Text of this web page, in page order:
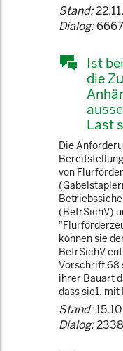
Stand:
Dialog:6667
Ist
die
Last
Die
von
(BetrSichV)
können sie
BetrSichV
Vorschrift 68
ihrer Bauart
dass sie1. mit
Stand:
Dialog: